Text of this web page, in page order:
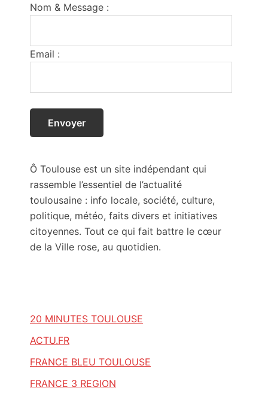
Nom & Message :
Email :
Ô Toulouse est un site indépendant qui
rassemble l’essentiel de l’actualité
toulousaine : info locale, société, culture,
politique, météo, faits divers et initiatives
citoyennes. Tout ce qui fait battre le cœur
de la Ville rose, au quotidien.
20 MINUTES TOULOUSE
ACTU.FR
FRANCE BLEU TOULOUSE
FRANCE 3 REGION